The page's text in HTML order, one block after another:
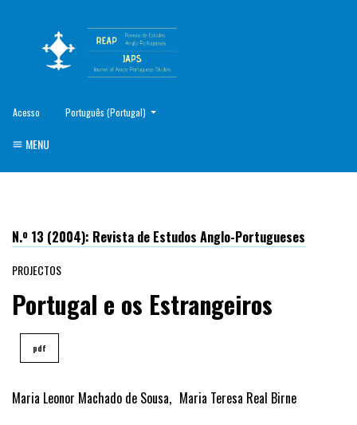
Acesso ##plugins.themes.healthSciences.language.toggle##
Português (Portugal)
MENU
N.º 13 (2004): Revista de Estudos Anglo-Portugueses
PROJECTOS
Portugal e os Estrangeiros
pdf
Maria Leonor Machado de Sousa, Maria Teresa Real Birne